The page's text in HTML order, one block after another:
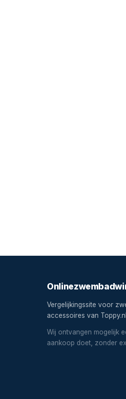
Vergelijkingssite voor
accessoires van
Wij ontvangen mogelijk
aankoop doet, zonder